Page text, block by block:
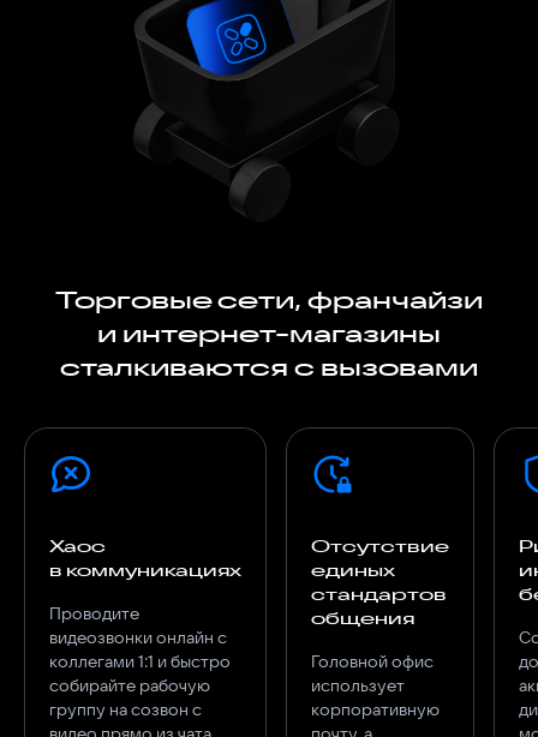
Торговые сети, франчайзи
и интернет-магазины
сталкиваются с вызовами
Хаос
в коммуникациях
Проводите
видеозвонки онлайн с
коллегами 1:1 и быстро
собирайте рабочую
группу на созвон с
Отсутствие
единых
стандартов
общения
Головной офис
использует
корпоративную